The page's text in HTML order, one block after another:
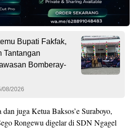
Bupati Fakfak,
Tantangan
Bomberay-
08/2026
juga Ketua Baksos’e Suraboyo,
Rongewu digelar di SDN Ngagel